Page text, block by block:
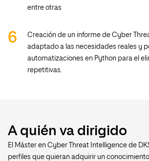
entre otras
Creación de un informe de Cyber
adaptado a las necesidades reales y
automatizaciones en Python para el
repetitivas.
A quién va dirigido
El Máster en Cyber Threat Intelligence de
perfiles que quieran adquirir un